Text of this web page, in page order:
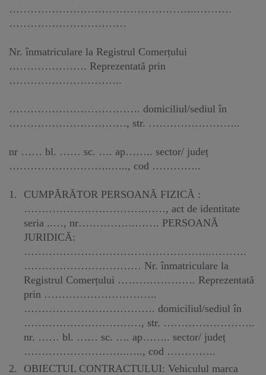
……………………………………………..……….
……………………………
Nr. înmatriculare la Registrul Comerțului
…………………. Reprezentată prin
…………………………..
………………………………. domiciliul/sediul în
……………………………, str. ……………………..
nr …… bl. …… sc. …. ap…….. sector/ județ
………………………..….., cod …………..
CUMPĂRĂTOR PERSOANĂ FIZICĂ :
…………………………….……, act de identitate
seria ..…, nr…………….……. PERSOANĂ
JURIDICĂ:
……………………………………………..……….
…………………………… Nr. înmatriculare la
Registrul Comerțului …………………. Reprezentată
prin …………………………..
………………………………. domiciliul/sediul în
……………………………, str. ……………………..
nr. …… bl. …… sc. …. ap…….. sector/ județ
………………………..….., cod …………..
OBIECTUL CONTRACTULUI: Vehiculul marca